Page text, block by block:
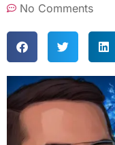
No Comments